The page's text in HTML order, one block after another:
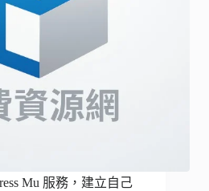
Mu 服務，建立自己